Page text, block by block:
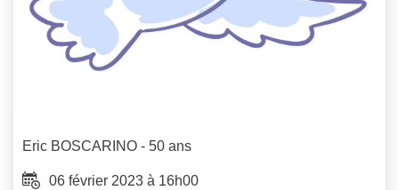
Eric BOSCARINO - 50 ans
06 février 2023 à 16h00